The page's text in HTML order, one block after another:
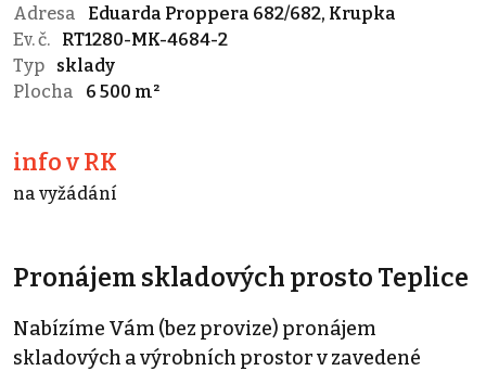
Adresa
Eduarda Proppera 682/682, Krupka
Ev. č.
RT1280-MK-4684-2
Typ
sklady
Plocha
6 500 m²
info v RK
na vyžádání
Pronájem skladových prosto Teplice
Nabízíme Vám (bez provize) pronájem
skladových a výrobních prostor v zavedené